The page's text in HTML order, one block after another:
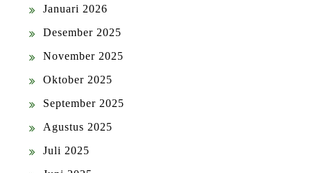
Januari 2026
Desember 2025
November 2025
Oktober 2025
September 2025
Agustus 2025
Juli 2025